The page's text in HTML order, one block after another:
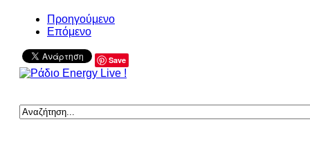
Προηγούμενο
Επόμενο
Save